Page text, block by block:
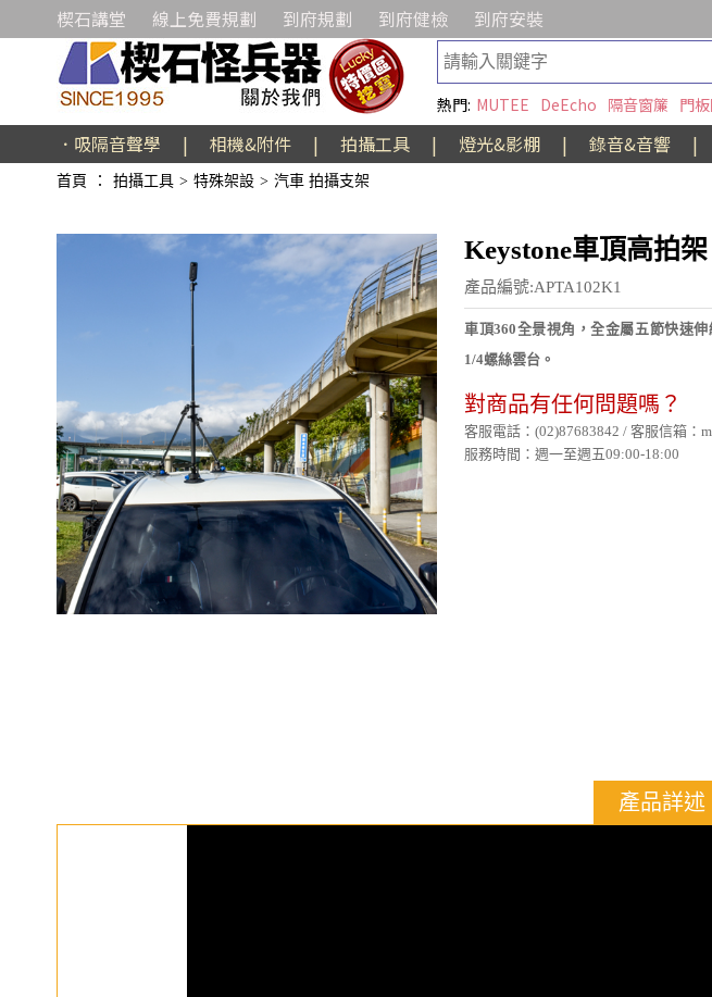
楔石講堂 線上免費規劃 到府規劃 到府健檢 到府安裝
熱門: MUTEE DeEcho 隔音窗簾 門
．吸隔音聲學 | 相機&附件 | 拍攝工具 | 燈光&影棚 | 錄音&音響 |
首頁 ： 拍攝工具 > 特殊架設 > 汽車 拍攝支架
Keystone車頂高拍架
產品編號:APTA102K1
車頂360全景視角，全金屬五節快速
1/4螺絲雲台。
對商品有任何問題嗎？
客服電話：(02)87683842 / 客服信箱：
服務時間：週一至週五09:00-18:00
產品詳述